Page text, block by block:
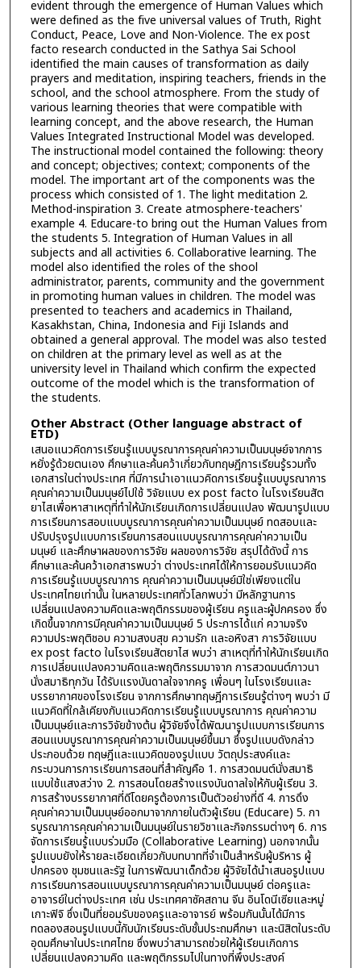
evident through the emergence of Human Values which
were defined as the five universal values of Truth, Right
Conduct, Peace, Love and Non-Violence. The ex post
facto research conducted in the Sathya Sai School
identified the main causes of transformation as daily
prayers and meditation, inspiring teachers, friends in the
school, and the school atmosphere. From the study of
various learning theories that were compatible with
learning concept, and the above research, the Human
Values Integrated Instructional Model was developed.
The instructional model contained the following: theory
and concept; objectives; context; components of the
model. The important art of the components was the
process which consisted of 1. The light meditation 2.
Method-inspiration 3. Create atmosphere-teachers'
example 4. Educare-to bring out the Human Values from
the students 5. Integration of Human Values in all
subjects and all activities 6. Collaborative learning. The
model also identified the roles of the shool
administrator, parents, community and the government
in promoting human values in children. The model was
presented to teachers and academics in Thailand,
Kasakhstan, China, Indonesia and Fiji Islands and
obtained a general approval. The model was also tested
on children at the primary level as well as at the
university level in Thailand which confirm the expected
outcome of the model which is the transformation of
the students.
Other Abstract (Other language abstract of
ETD)
เสนอแนวคิดการเรียนรู้แบบบูรณาการคุณค่าความเป็นมนุษย์จากการ
หยั่งรู้ด้วยตนเอง ศึกษาและค้นคว้าเกี่ยวกับทฤษฎีการเรียนรู้รวมทั้ง
เอกสารในต่างประเทศ ที่มีการนำเอาแนวคิดการเรียนรู้แบบบูรณาการ
คุณค่าความเป็นมนุษย์ไปใช้ วิจัยแบบ ex post facto ในโรงเรียนสัต
ยาไสเพื่อหาสาเหตุที่ทำให้นักเรียนเกิดการเปลี่ยนแปลง พัฒนารูปแบบ
การเรียนการสอบแบบบูรณาการคุณค่าความเป็นมนุษย์ ทดสอบและ
ปรับปรุงรูปแบบการเรียนการสอนแบบบูรณาการคุณค่าความเป็น
มนุษย์ และศึกษาผลของการวิจัย ผลของการวิจัย สรุปได้ดังนี้ การ
ศึกษาและค้นคว้าเอกสารพบว่า ต่างประเทศได้ให้การยอมรับแนวคิด
การเรียนรู้แบบบูรณาการ คุณค่าความเป็นมนุษย์มิใช่เพียงแต่ใน
ประเทศไทยเท่านั้น ในหลายประเทศทั่วโลกพบว่า มีหลักฐานการ
เปลี่ยนแปลงความคิดและพฤติกรรมของผู้เรียน ครูและผู้ปกครอง ซึ่ง
เกิดขึ้นจากการมีคุณค่าความเป็นมนุษย์ 5 ประการได้แก่ ความจริง
ความประพฤติชอบ ความสงบสุข ความรัก และอหิงสา การวิจัยแบบ
ex post facto ในโรงเรียนสัตยาไส พบว่า สาเหตุที่ทำให้นักเรียนเกิด
การเปลี่ยนแปลงความคิดและพฤติกรรมมาจาก การสวดมนต์ภาวนา
นั่งสมาธิทุกวัน ได้รับแรงบันดาลใจจากครู เพื่อนๆ ในโรงเรียนและ
บรรยากาศของโรงเรียน จากการศึกษาทฤษฎีการเรียนรู้ต่างๆ พบว่า มี
แนวคิดที่ใกล้เคียงกับแนวคิดการเรียนรู้แบบบูรณาการ คุณค่าความ
เป็นมนุษย์และการวิจัยข้างต้น ผู้วิจัยจึงได้พัฒนารูปแบบการเรียนการ
สอนแบบบูรณาการคุณค่าความเป็นมนุษย์ขึ้นมา ซึ่งรูปแบบดังกล่าว
ประกอบด้วย ทฤษฎีและแนวคิดของรูปแบบ วัตถุประสงค์และ
กระบวนการการเรียนการสอนที่สำคัญคือ 1. การสวดมนต์นั่งสมาธิ
แบบใช้แสงสว่าง 2. การสอนโดยสร้างแรงบันดาลใจให้กับผู้เรียน 3.
การสร้างบรรยากาศที่ดีโดยครูต้องการเป็นตัวอย่างที่ดี 4. การดึง
คุณค่าความเป็นมนุษย์ออกมาจากภายในตัวผู้เรียน (Educare) 5. กา
รบูรณาการคุณค่าความเป็นมนุษย์ในรายวิชาและกิจกรรมต่างๆ 6. การ
จัดการเรียนรู้แบบร่วมมือ (Collaborative Learning) นอกจากนั้น
รูปแบบยังให้รายละเอียดเกี่ยวกับบทบาทที่จำเป็นสำหรับผู้บริหาร ผู้
ปกครอง ชุมชนและรัฐ ในการพัฒนาเด็กด้วย ผู้วิจัยได้นำเสนอรูปแบบ
การเรียนการสอนแบบบูรณาการคุณค่าความเป็นมนุษย์ ต่อครูและ
อาจารย์ในต่างประเทศ เช่น ประเทศคาซัคสถาน จีน อินโดนีเซียและหมู่
เกาะฟิจิ ซึ่งเป็นที่ยอมรับของครูและอาจารย์ พร้อมกันนั้นได้มีการ
ทดลองสอนรูปแบบนี้กับนักเรียนระดับชั้นประถมศึกษา และนิสิตในระดับ
อุดมศึกษาในประเทศไทย ซึ่งพบว่าสามารถช่วยให้ผู้เรียนเกิดการ
เปลี่ยนแปลงความคิด และพฤติกรรมไปในทางที่พึงประสงค์